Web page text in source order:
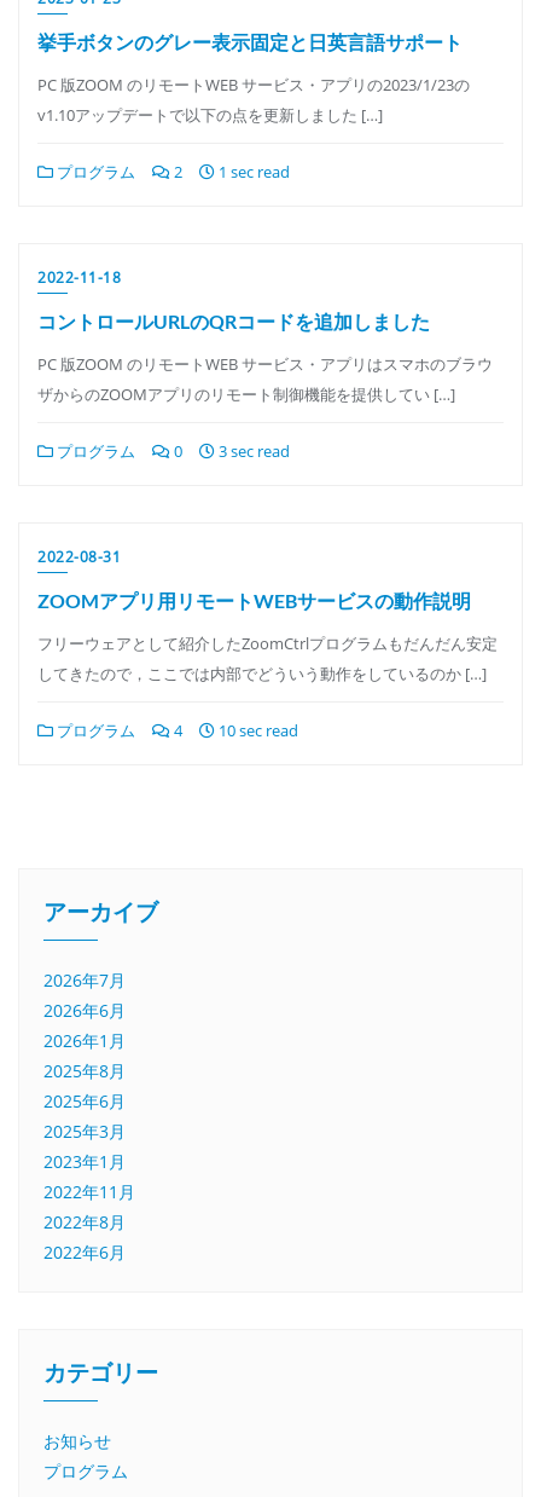
挙手ボタンのグレー表示固定と日英言語サポート
PC 版ZOOM のリモートWEB サービス・アプリの2023/1/23の
v1.10アップデートで以下の点を更新しました […]
プログラム 2 1 sec read
2022-11-18
コントロールURLのQRコードを追加しました
PC 版ZOOM のリモートWEB サービス・アプリはスマホのブラウ
ザからのZOOMアプリのリモート制御機能を提供してい […]
プログラム 0 3 sec read
2022-08-31
ZOOMアプリ用リモートWEBサービスの動作説明
フリーウェアとして紹介したZoomCtrlプログラムもだんだん安定
してきたので，ここでは内部でどういう動作をしているのか […]
プログラム 4 10 sec read
アーカイブ
2026年7月
2026年6月
2026年1月
2025年8月
2025年6月
2025年3月
2023年1月
2022年11月
2022年8月
2022年6月
カテゴリー
お知らせ
プログラム